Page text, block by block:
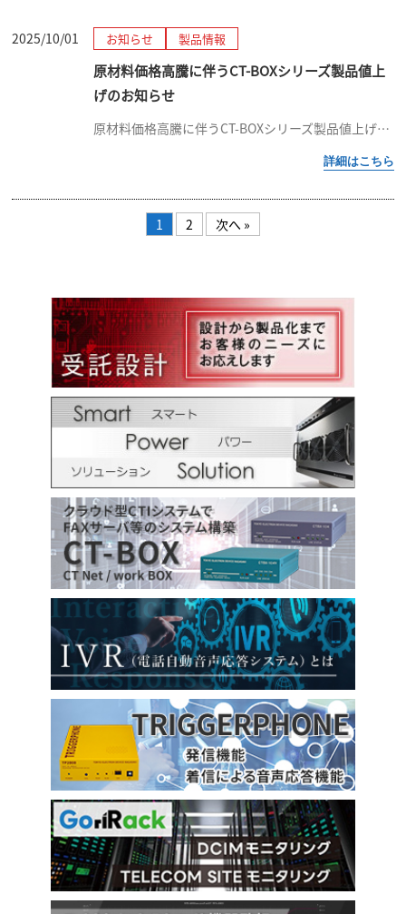
2025/10/01 お知らせ 製品情報
原材料価格高騰に伴うCT-BOXシリーズ製品値上
げのお知らせ
原材料価格高騰に伴うCT-BOXシリーズ製品値上げのお知らせ 拝啓 貴社ますますご清栄のこととお喜び申し上げます。平素は格別のご高配を賜り、厚く御礼申し上げます。さて、昨今の原材料価格の高騰に伴いまして、弊社製品を構成す […]
1 2 次へ »